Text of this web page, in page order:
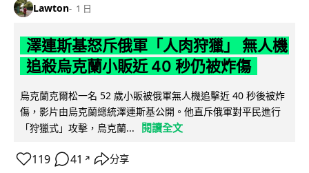
Lawton 1 日
澤連斯基怒斥俄軍「人肉狩獵」 無人機
追殺烏克蘭小販近 40 秒仍被炸傷
烏克蘭克爾松一名 52 歲小販被俄軍無人機追擊近 40 秒後被炸
傷，影片由烏克蘭總統澤連斯基公開。他直斥俄軍對平民進行
「狩獵式」攻擊，烏克蘭...
閱讀全文
119 41 ↗ 分享